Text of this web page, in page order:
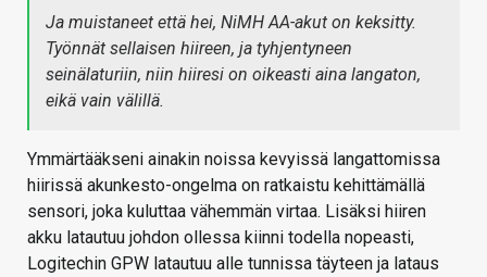
Ja muistaneet että hei, NiMH AA-akut on keksitty.
Työnnät sellaisen hiireen, ja tyhjentyneen
seinälaturiin, niin hiiresi on oikeasti aina langaton,
eikä vain välillä.
Ymmärtääkseni ainakin noissa kevyissä langattomissa
hiirissä akunkesto-ongelma on ratkaistu kehittämällä
sensori, joka kuluttaa vähemmän virtaa. Lisäksi hiiren
akku latautuu johdon ollessa kiinni todella nopeasti,
Logitechin GPW latautuu alle tunnissa täyteen ja lataus